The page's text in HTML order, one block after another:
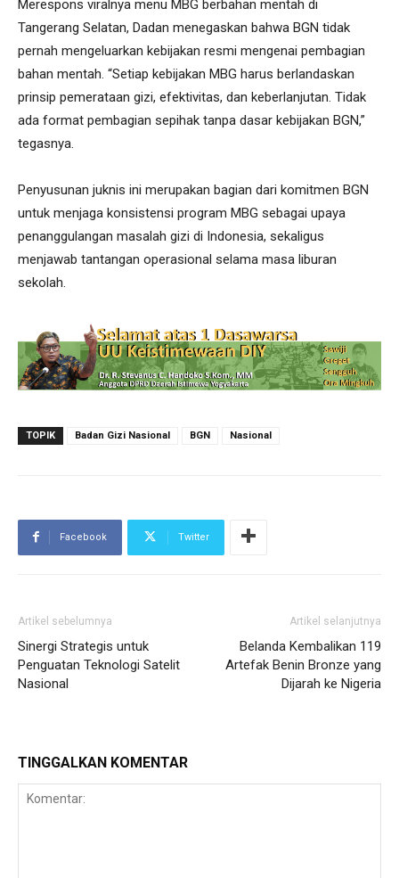
Merespons viralnya menu MBG berbahan mentah di
Tangerang Selatan, Dadan menegaskan bahwa BGN tidak
pernah mengeluarkan kebijakan resmi mengenai pembagian
bahan mentah. “Setiap kebijakan MBG harus berlandaskan
prinsip pemerataan gizi, efektivitas, dan keberlanjutan. Tidak
ada format pembagian sepihak tanpa dasar kebijakan BGN,”
tegasnya.
Penyusunan juknis ini merupakan bagian dari komitmen BGN
untuk menjaga konsistensi program MBG sebagai upaya
penanggulangan masalah gizi di Indonesia, sekaligus
menjawab tantangan operasional selama masa liburan
sekolah.
TOPIK Badan Gizi Nasional BGN Nasional
Facebook Twitter
Artikel sebelumnya
Sinergi Strategis untuk
Penguatan Teknologi Satelit
Nasional
Artikel selanjutnya
Belanda Kembalikan 119
Artefak Benin Bronze yang
Dijarah ke Nigeria
TINGGALKAN KOMENTAR